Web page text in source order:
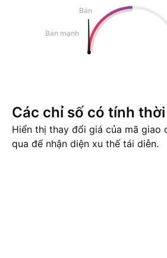
Bán
Bán mạnh
Các chỉ số có tính thời
Hiển thị thay đổi giá của mã giao
qua để nhận diện xu thế tái diễn.